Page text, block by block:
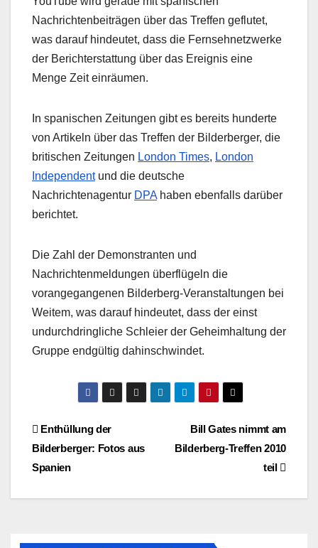
Nachrichtenbeiträgen über das Treffen geflutet,
was darauf hindeutet, dass die Fernsehnetzwerke
der Berichterstattung über das Ereignis eine
Menge Zeit einräumen.
In spanischen Zeitungen gibt es bereits hunderte
von Artikeln über das Treffen der Bilderberger, die
britischen Zeitungen London Times, London
Independentund die deutsche
Nachrichtenagentur DPAhaben ebenfalls darüber
berichtet.
Die Zahl der Demonstranten und
Nachrichtenmeldungen überflügeln die
vorangegangenen Bilderberg-Veranstaltungen bei
Weitem, was darauf hindeutet, dass der einst
undurchdringliche Schleier der Geheimhaltung der
Gruppe endgültig dahinschwindet.
BeitragsnavigationBill Gates nimmt am
Bilderberg-Treffen 2010
teil
Enthüllung der
Bilderberger: Fotos aus
Spanien